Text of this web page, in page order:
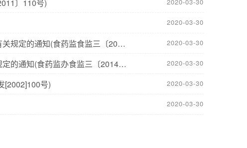
〕110号)
2020-03-30
通知(食药监食监三〔2014〕242号) 2020-03-30
知(食药监办食监三〔2014〕137号) 2020-03-30
[2002]100号) 2020-03-30
2020-03-30